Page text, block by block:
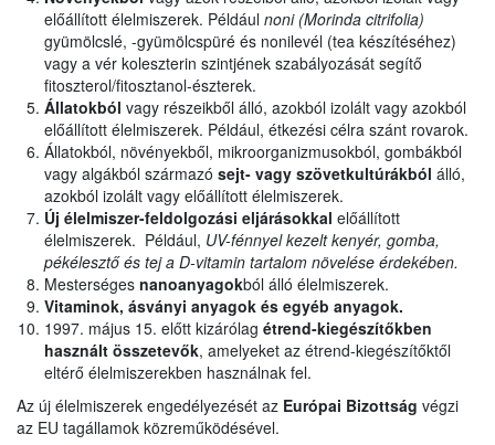
előállított élelmiszerek. Például noni (Morinda citrifolia)
gyümölcslé, -gyümölcspüré és nonilevél (tea készítéséhez)
vagy a vér koleszterin szintjének szabályozását segítő
fitoszterol/fitosztanol-észterek.
Állatokból vagy részeikből álló, azokból izolált vagy azokból
előállított élelmiszerek. Például, étkezési célra szánt rovarok.
Állatokból, növényekből, mikroorganizmusokból, gombákból
vagy algákból származó sejt- vagy szövetkultúrákból álló,
azokból izolált vagy előállított élelmiszerek.
Új élelmiszer-feldolgozási eljárásokkal előállított
élelmiszerek. Például, UV-fénnyel kezelt kenyér, gomba,
pékélesztő és tej a D-vitamin tartalom növelése érdekében.
Mesterséges nanoanyagokból álló élelmiszerek.
Vitaminok, ásványi anyagok és egyéb anyagok.
1997. május 15. előtt kizárólag étrend-kiegészítőkben
használt összetevők, amelyeket az étrend-kiegészítőktől
eltérő élelmiszerekben használnak fel.
Az új élelmiszerek engedélyezését az Európai Bizottság végzi
az EU tagállamok közreműködésével.